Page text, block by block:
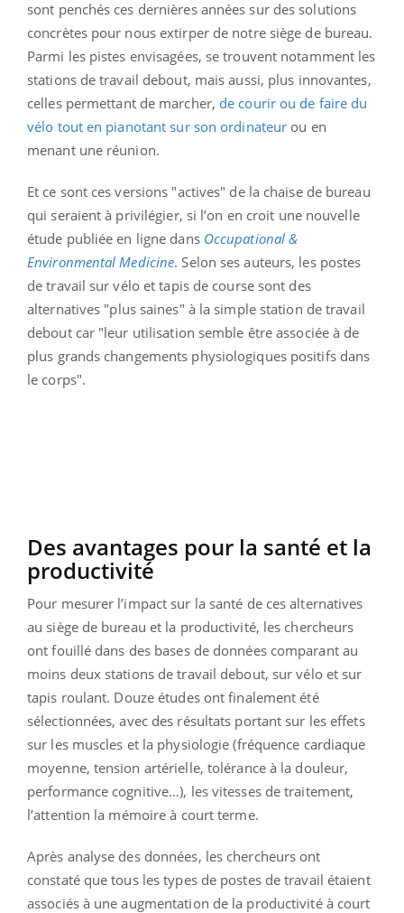
sont penchés ces dernières années sur des solutions
concrètes pour nous extirper de notre siège de bureau.
Parmi les pistes envisagées, se trouvent notamment les
stations de travail debout, mais aussi, plus innovantes,
celles permettant de marcher, de courir ou de faire du
vélo tout en pianotant sur son ordinateur ou en
menant une réunion.
Et ce sont ces versions "actives" de la chaise de bureau
qui seraient à privilégier, si l’on en croit une nouvelle
étude publiée en ligne dans Occupational &
Environmental Medicine. Selon ses auteurs, les postes
de travail sur vélo et tapis de course sont des
alternatives "plus saines" à la simple station de travail
debout car "leur utilisation semble être associée à de
plus grands changements physiologiques positifs dans
le corps".
Des avantages pour la santé et la
productivité
Pour mesurer l’impact sur la santé de ces alternatives
au siège de bureau et la productivité, les chercheurs
ont fouillé dans des bases de données comparant au
moins deux stations de travail debout, sur vélo et sur
tapis roulant. Douze études ont finalement été
sélectionnées, avec des résultats portant sur les effets
sur les muscles et la physiologie (fréquence cardiaque
moyenne, tension artérielle, tolérance à la douleur,
performance cognitive…), les vitesses de traitement,
l’attention la mémoire à court terme.
Après analyse des données, les chercheurs ont
constaté que tous les types de postes de travail étaient
associés à une augmentation de la productivité à court